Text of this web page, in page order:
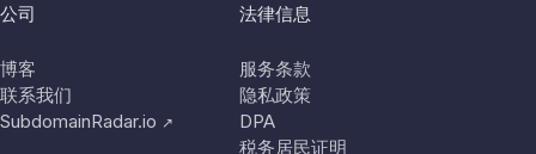
公司
博客
联系我们
SubdomainRadar.io ↗
法律信息
服务条款
隐私政策
DPA
税务居民证明